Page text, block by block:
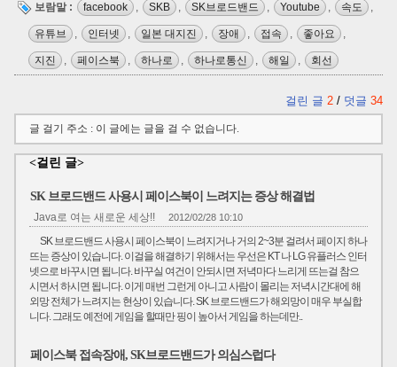
보람말 : facebook , SKB , SK브로드밴드 , Youtube , 속도 ,
유튜브 , 인터넷 , 일본 대지진 , 장애 , 접속 , 좋아요 ,
지진 , 페이스북 , 하나로 , 하나로통신 , 해일 , 회선
걸린 글 2 / 덧글 34
글 걸기 주소 : 이 글에는 글을 걸 수 없습니다.
<걸린 글>
SK 브로드밴드 사용시 페이스북이 느려지는 증상 해결법
Java로 여는 새로운 세상!! 2012/02/28 10:10
SK 브로드밴드 사용시 페이스북이 느려지거나 거의 2~3분 걸려서 페이지 하나
뜨는 증상이 있습니다. 이걸을 해결하기 위해서는 우선은 KT 나 LG 유플러스 인터
넷으로 바꾸시면 됩니다. 바꾸실 여건이 안되시면 저녁마다 느리게 뜨는걸 참으
시면서 하시면 됩니다. 이게 매번 그런게 아니고 사람이 몰리는 저녁시간대에 해
외망 전체가 느려지는 현상이 있습니다. SK 브로드밴드가 해외망이 매우 부실합
니다. 그래도 예전에 게임을 할때만 핑이 높아서 게임을 하는데만..
페이스북 접속장애, SK브로드밴드가 의심스럽다